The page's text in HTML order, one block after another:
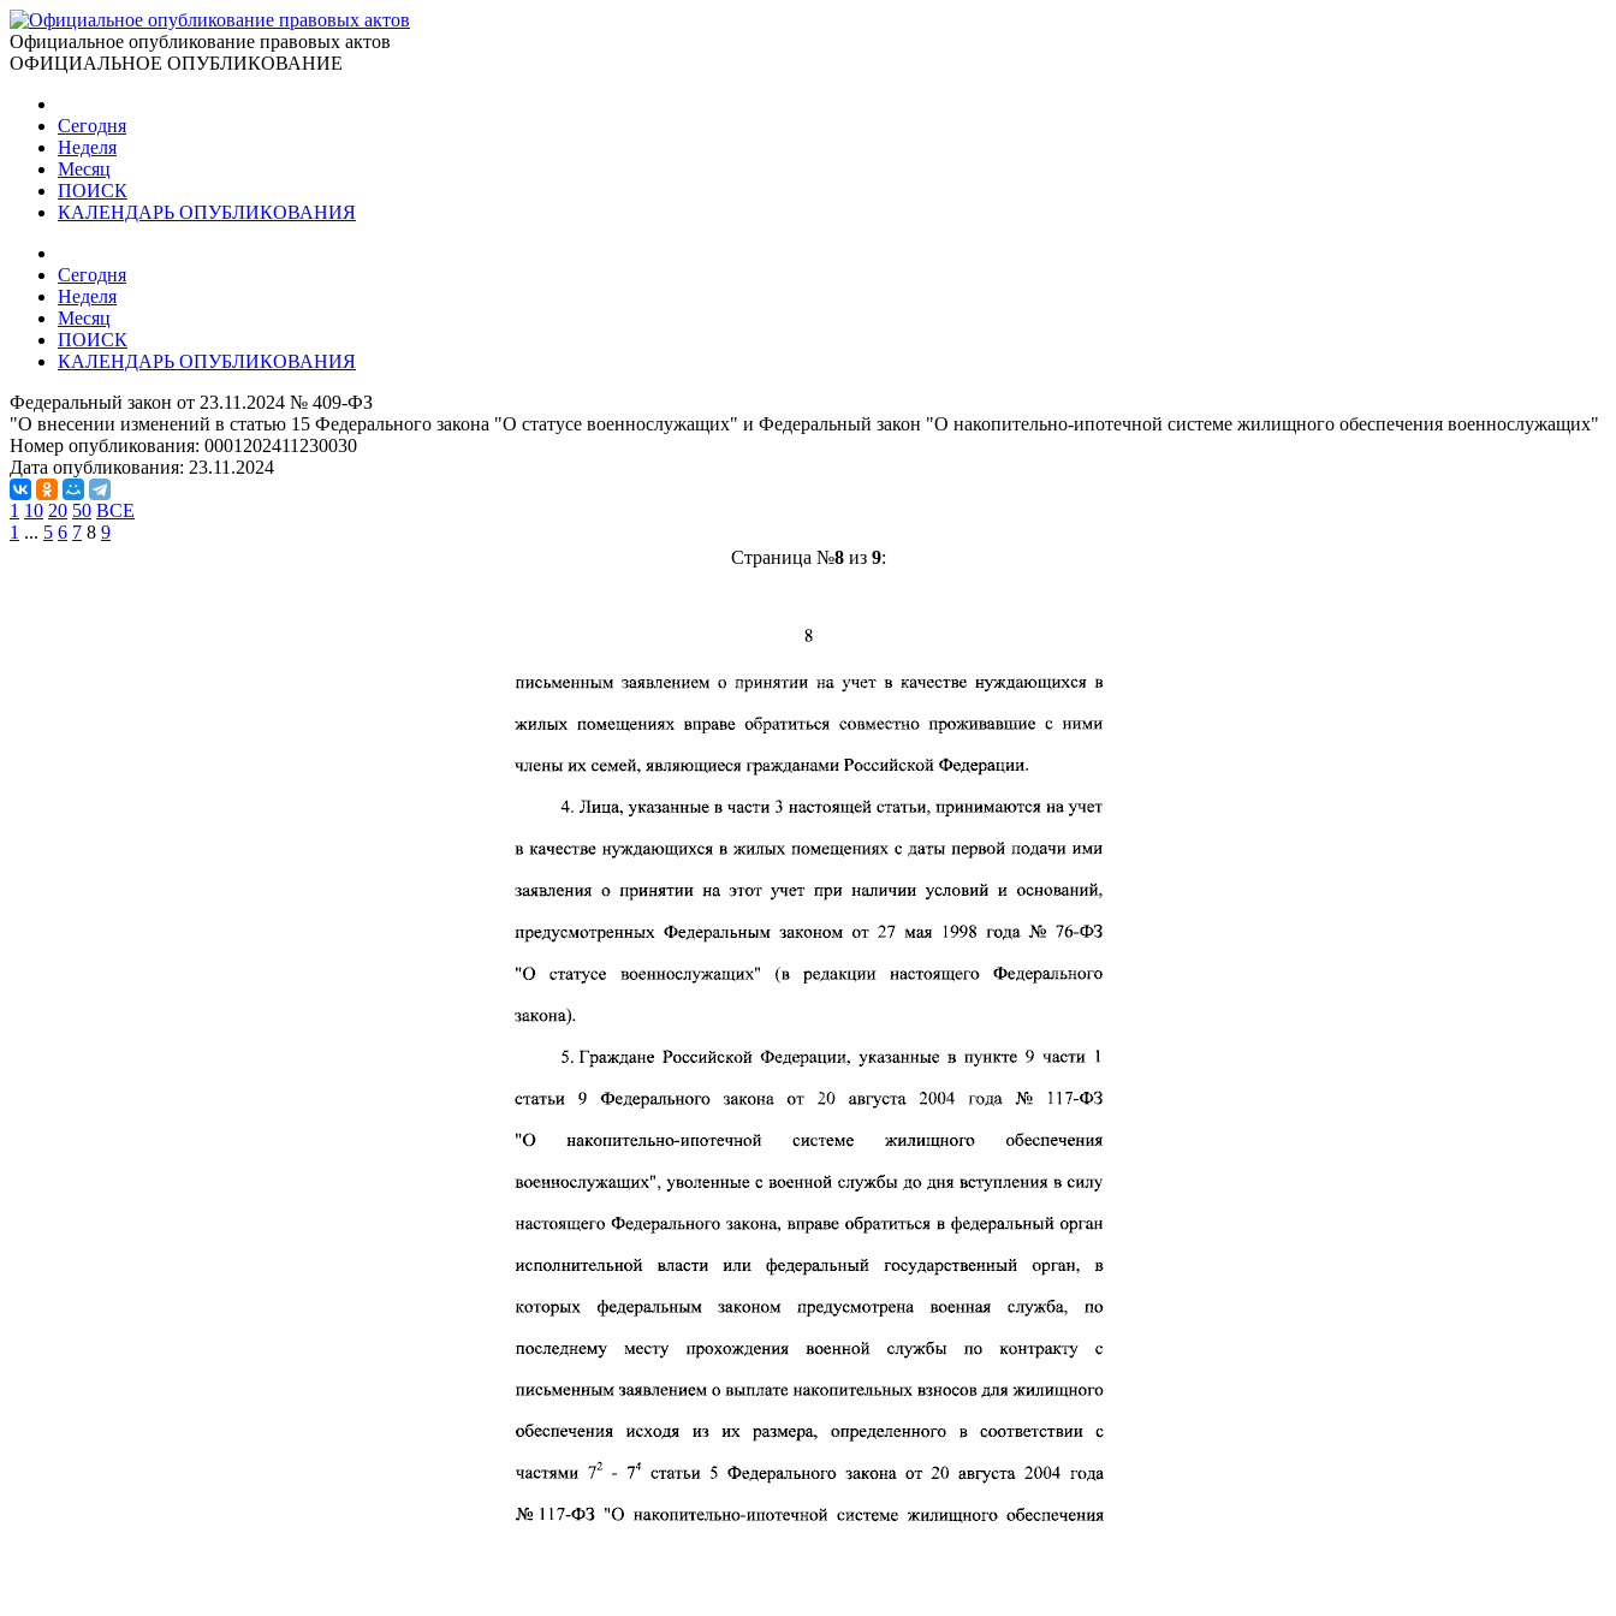
Официальное опубликование правовых актов
ОФИЦИАЛЬНОЕ ОПУБЛИКОВАНИЕ
Сегодня
Неделя
Месяц
ПОИСК
КАЛЕНДАРЬ ОПУБЛИКОВАНИЯ
Сегодня
Неделя
Месяц
ПОИСК
КАЛЕНДАРЬ ОПУБЛИКОВАНИЯ
Федеральный закон от 23.11.2024 № 409-ФЗ
"О внесении изменений в статью 15 Федерального закона "О статусе военнослужащих" и Федеральный закон "О накопительно-ипотечной системе жилищного обеспечения военнослужащих"
Номер опубликования: 0001202411230030
Дата опубликования: 23.11.2024
1 10 20 50 ВСЕ
1 ... 5 6 7 8 9
Страница №8из 9: